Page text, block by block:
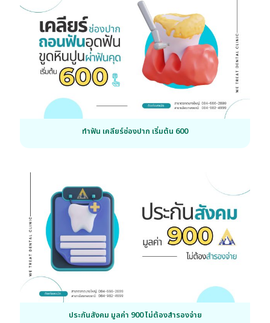
ทำฟัน เคลียร์ช่องปาก เริ่มต้น 600
ประกันสังคม มูลค่า 900 ไม่ต้องสำรองจ่าย